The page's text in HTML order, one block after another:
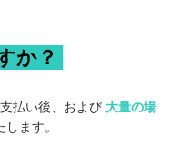
か？
払い後、および 大量の場
ます。